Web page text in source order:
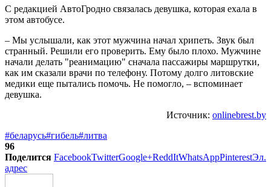
С редакцией АвтоГродно связалась девушка, которая ехала в
этом автобусе.
– Мы услышали, как этот мужчина начал хрипеть. Звук был
странный. Решили его проверить. Ему было плохо. Мужчине
начали делать "реанимацию" сначала пассажиры маршрутки,
как им сказали врачи по телефону. Потому долго литовские
медики еще пытались помочь. Не помогло, – вспоминает
девушка.
Источник: onlinebrest.by
#беларусь#гибель#литва
96
Поделится FacebookTwitterGoogle+ReddItWhatsAppPinterestЭл.
адрес